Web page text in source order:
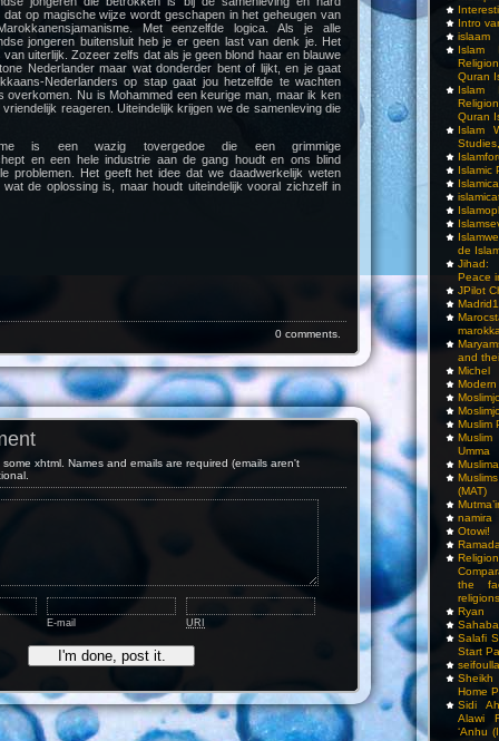
Intro
islaam
Islam
Quran
Islam
Quran
Islam
Islamic
de
Jihad:
Peace
JPilot
and
Michel
Modern
Muslim
Umma
(MAT)
namira
Otowi!
the
Ryan
Salafi
Start
Home
Sidi
Alawi
‘Anhu
op magische wijze wordt geschapen in het geheugen van
Met eenzelfde logica. Als je alle
jongeren buitensluit heb je er geen last van denk je. Het
uiterlijk. Zozeer zelfs dat als je geen blond haar en blauwe
Nederlander maar wat donderder bent of lijkt, en je gaat
Nederlanders op stap gaat jou hetzelfde te wachten
overkomen. Nu is Mohammed een keurige man, maar ik ken
reageren. Uiteindelijk krijgen we de samenleving die
is een wazig tovergedoe die een grimmige
en een hele industrie aan de gang houdt en ons blind
problemen. Het geeft het idee dat we daadwerkelijk weten
de oplossing is, maar houdt uiteindelijk vooral zichzelf in
0 comments.
xhtml. Names and emails are required (emails aren't
E-mail URI